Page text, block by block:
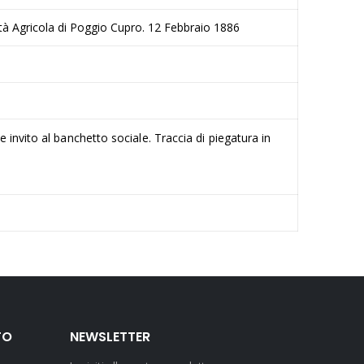
Agricola di Poggio Cupro. 12 Febbraio 1886
al banchetto sociale. Traccia di piegatura in
NEWSLETTER